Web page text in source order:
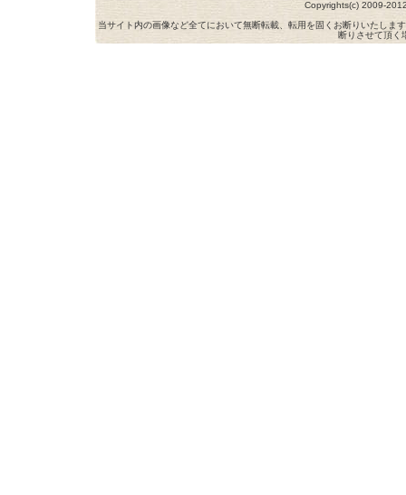
Copyrights(c) 2009-
当サイト内の画像など全てにおいて無断転載、転用を固くお断りいたしま
断りさせて頂く